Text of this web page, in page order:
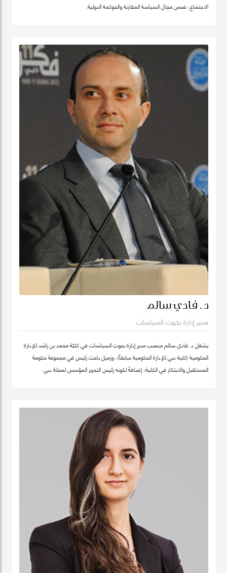
الاجتماع، ضمن مجال السياسة المقارنة والحوكمة الدولية.
د. فادي سالم
مدير إدارة بحوث السياسات
يشغل د. فادي سالم منصب مدير إدارة بحوث السياسات في كليّة محمد بن راشد للإدارة
الحكومية (كلية دبي للإدارة الحكومية سابقاً)، وزميل باحث رئيس في مجموعة حكومة
المستقبل والابتكار في الكلية، إضافةً لكونه رئيس التحرير المؤسس لمجلة دبي
كليّة "لي كوان يو" للسياسة العامّة، جامعة سنغافورة الوطنية. حصل فادي على شهادة
الدكتوراه في السياسات العامة في تخصص الحوكمة الرقمية من جامعة أكسفورد العريقة
وشهادة الماجيستير في إدارة أنظمة المعلومات من كلية لندن للعلوم الاقتصادية
والسياسية، إضافة لشهادة البكالوريوس في هندسة الكمبيوتر من جامعة حلب. يعتبر د.
فادي سالم أحد أهم المفكرين والمتخصصين عالمياً في مجالات الحكومة الرقمية
ومستقبل العمل الحكومي وسياسات البيانات، حيث تشمل مجالات تخصّصه الحوكمة
الرقمية والسياسات التكنولوجية وإدارة منظومة البيانات الحكومية وحوكمة الذكاء
الاصطناعي، حيث يعتبر على مدى العقدين السابقين أحد أهم الباحثين تأثيراً في هذه
المجالات عالمياً، وقد اختير كواحد من أهم 100 شخصية مؤثرة في مجال الحكومة الرقمية
عالمياً (Apolitical). وهو عضو في عديد من مجالس الإدارة والأمناء في هذه المجالات مثل
المجلس الاستشاري لأخلاقيات الذكاء الاصطناعي لـهيئة دبي الرقمية وعضو مجموعة
عمل خبراء حوكمة آثار الذكاء الاصطناعي التابع لمنظمة ISO، وعضو المجلس العالمي
لأهداف التنمية المستدامة التابع للقمة العالمية للحكومات، وعضو مجلس أمناء جمعية
الحكومة الرقمية، الجمعية الرائدة عالمياً في مجال البحث العلمي في مجالات الحوكمة